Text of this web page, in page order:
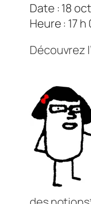
Date : 18
Heure : 17 h
Découvrez